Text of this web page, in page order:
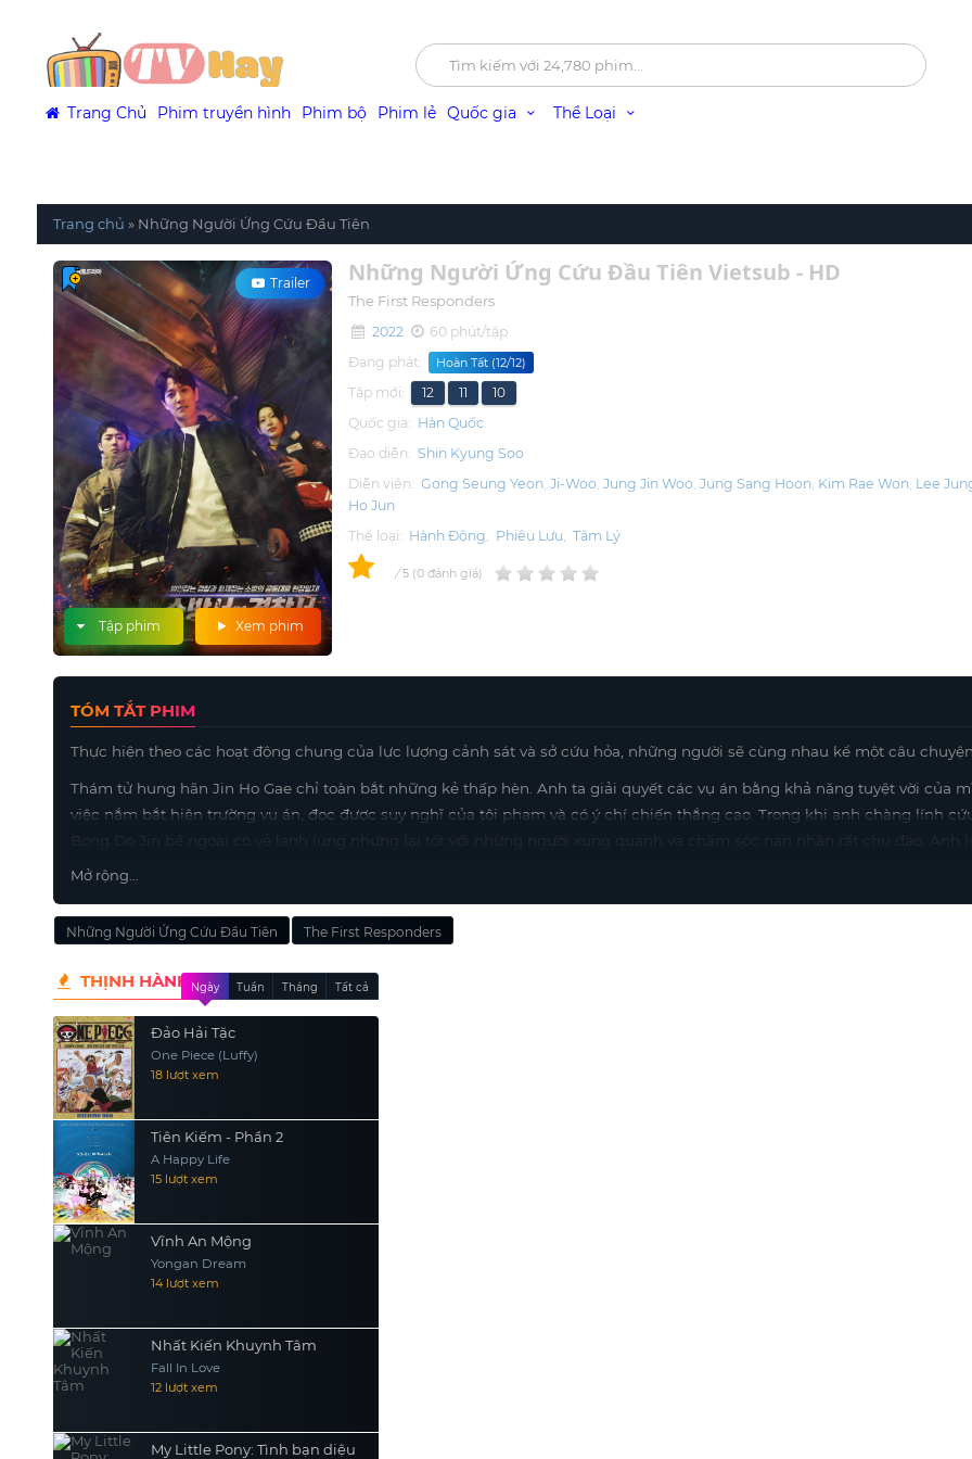
Trang Chủ Phim truyền hình Phim bộ Phim lẻ Quốc gia Thể Loại
Trang chủ » Những Người Ứng Cứu Đầu Tiên
Trailer
Xem phim
Tập phim
Những Người Ứng Cứu Đầu Tiên Vietsub - HD
The First Responders
2022
60 phút/tập
Đang phát:
Hoàn Tất (12/12)
Tập mới: 12 11
10
Quốc gia: Hàn Quốc
Đạo diễn: Shin Kyung Soo
Diễn viên: Gong Seung Yeon Ji-Woo Jung Jin Woo Jung Sang Hoon Kim Rae Won Lee
Ho Jun
Thể loại: Hành Động, Phiêu Lưu, Tâm Lý
/ 5 0 đánh giá
TÓM TẮT PHIM
Thực hiện theo các hoạt động chung của lực lượng cảnh sát và sở cứu hỏa, những người sẽ cùng nhau kể một câu chuyện
Thám tử hung hãn Jin Ho Gae chỉ toàn bắt những kẻ thấp hèn. Anh ta giải quyết các vụ án bằng khả năng tuyệt vời của
việc nắm bắt hiện trường vụ án, đọc được suy nghĩ của tội phạm và có ý chí chiến thắng cao. Trong khi anh chàng lính
các địa điểm khai hỏa mà không một chút do dự. Tham gia cùng bộ đôi là Song Seol, một nhân viên y tế đồng cảm, người
Mở rộng...
Những Người Ứng Cứu Đầu Tiên The First Responders
THỊNH HÀNH Ngày Tuần Tháng Tất cả
Đảo Hải Tặc
One Piece (Luffy)
18 lượt xem
Tiên Kiếm - Phần 2
A Happy Life
15 lượt xem
Vĩnh An Mộng
Yongan Dream
14 lượt xem
Nhất Kiến Khuynh Tâm
Fall In Love
12 lượt xem
My Little Pony: Tình bạn diệu